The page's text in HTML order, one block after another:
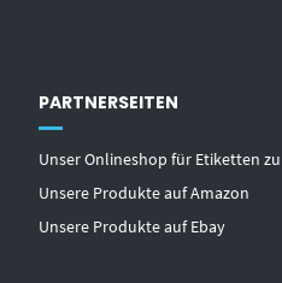
PARTNERSEITEN
Unser Onlineshop für Etiketten
Unsere Produkte auf Amazon
Unsere Produkte auf Ebay